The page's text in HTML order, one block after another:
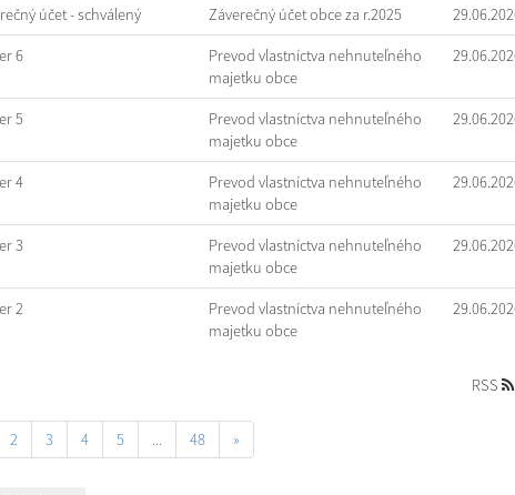
účet - schválený Záverečný účet obce za r.2025
6
Prevod vlastníctva nehnuteľného
majetku obce
5
Prevod vlastníctva nehnuteľného
majetku obce
4
Prevod vlastníctva nehnuteľného
majetku obce
3
Prevod vlastníctva nehnuteľného
majetku obce
2
Prevod vlastníctva nehnuteľného
majetku obce
RSS
2 3 4 5 ... 48 »